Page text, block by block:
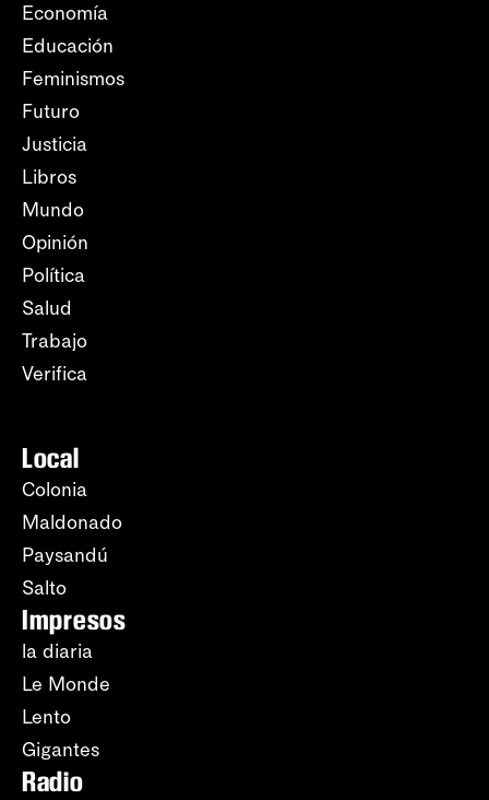
Economía
Educación
Feminismos
Futuro
Justicia
Libros
Mundo
Opinión
Política
Salud
Trabajo
Verifica
Local
Colonia
Maldonado
Paysandú
Salto
Impresos
la diaria
Le Monde
Lento
Gigantes
Radio